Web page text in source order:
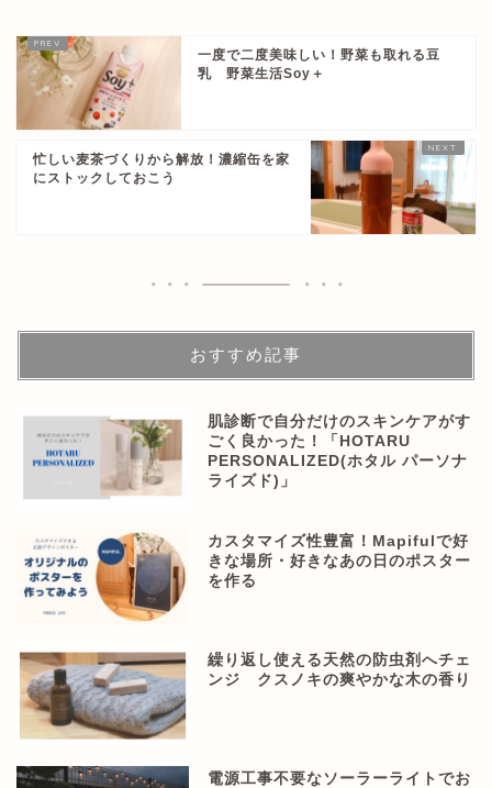
一度で二度美味しい！野菜も取れる豆
乳 野菜生活Soy＋
忙しい麦茶づくりから解放！濃縮缶を家
にストックしておこう
おすすめ記事
肌診断で自分だけのスキンケアがす
ごく良かった！「HOTARU
PERSONALIZED(ホタル パーソナ
ライズド)」
カスタマイズ性豊富！Mapifulで好
きな場所・好きなあの日のポスター
を作る
繰り返し使える天然の防虫剤へチェ
ンジ クスノキの爽やかな木の香り
電源工事不要なソーラーライトでお